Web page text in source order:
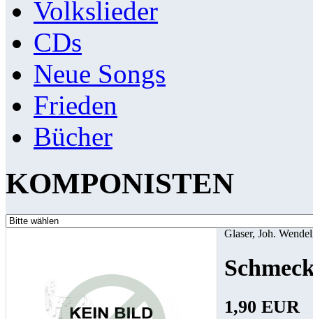
Volkslieder
CDs
Neue Songs
Frieden
Bücher
KOMPONISTEN
Glaser, Joh.
1,90 EUR